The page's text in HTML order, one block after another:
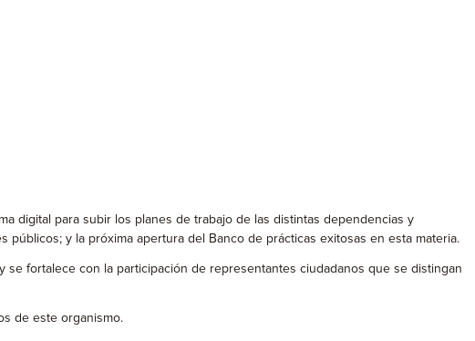
digital para subir los planes de trabajo de las distintas dependencias y
y la próxima apertura del Banco de prácticas exitosas en esta materia.
se fortalece con la participación de representantes ciudadanos que se distingan
de este organismo.